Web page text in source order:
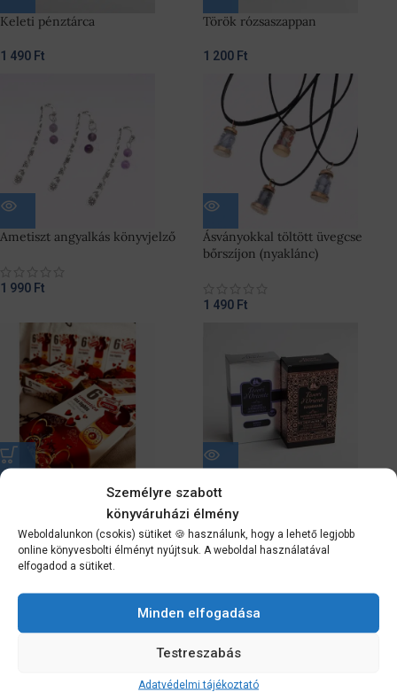
Személyre szabott
könyváruházi élmény
Weboldalunkon (csokis) sütiket 🍪 használunk, hogy a lehető legjobb
online könyvesbolti élményt nyújtsuk. A weboldal használatával
elfogadod a sütiket.
Minden elfogadása
Testreszabás
Adatvédelmi tájékoztató
Keleti pénztárca
1 490 Ft
Török rózsaszappan
1 200 Ft
Ametiszt angyalkás könyvjelző
1 990 Ft
Ásványokkal töltött üvegcse
bőrszíjon (nyaklánc)
1 490 Ft
Teamécses (többféle) Luxus Hammam szappan
1 200Ft